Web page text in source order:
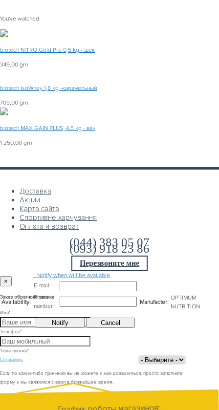
You've watched
biotech NITRO Gold Pro 0,5 kg - шок
349,00 grn
biotech IsoWhey 1,8 кg -карамельный
709,00 grn
biotech MAX GAIN PLUS, 4.5 kg - ван
1 250,00 grn
Доставка
Акции
Карта сайта
Спортивне харчування
Оплата и возврат
(044) 383 05 07
(093) 918 23 86
Перезвоните мне
×
Заказ обратного звонка
Имя*
Телефон*
Тема звонка*
Отправить
Если по каким-либо причинам вы не можете к нам дозвониться, просто заполните
форму и мы свяжемся с вами в ближайшее время.
Availability:
Notify when will be available
E-mail
Phone
number
Manufacter:
OPTIMUM
NUTRITION